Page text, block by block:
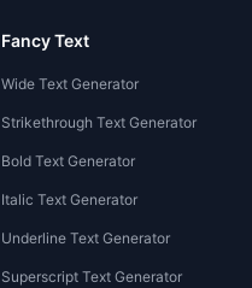
Fancy Text
Wide Text Generator
Strikethrough Text Generator
Bold Text Generator
Italic Text Generator
Underline Text Generator
Superscript Text Generator